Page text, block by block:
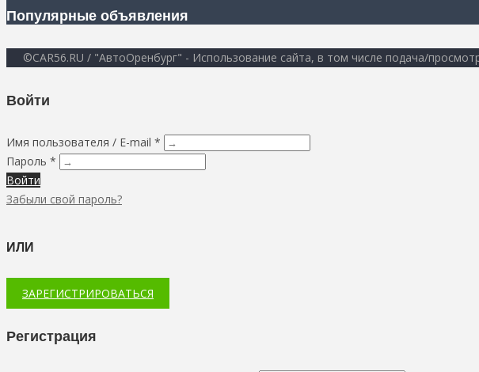
Популярные объявления
©CAR56.RU / "АвтоОренбург" - Использование сайта, в том числе подача/
Войти
Имя пользователя / E-mail *
Пароль *
Войти
Забыли свой пароль?
ИЛИ
ЗАРЕГИСТРИРОВАТЬСЯ
Регистрация